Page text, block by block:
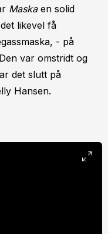
Maskaen solid
likevel få
- på
var omstridt og
det slutt på
Hansen.